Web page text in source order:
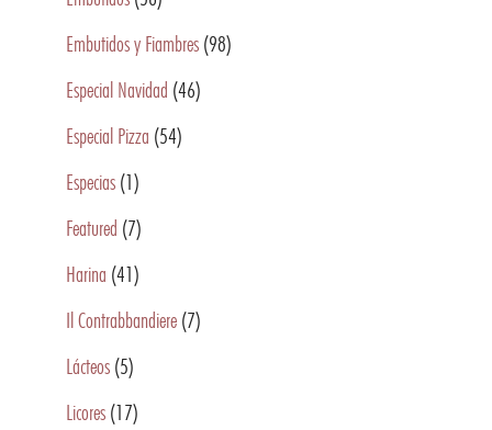
Embutidos y Fiambres (98)
Especial Navidad (46)
Especial Pizza (54)
Especias (1)
Featured (7)
Harina (41)
Il Contrabbandiere (7)
Lácteos (5)
Licores (17)